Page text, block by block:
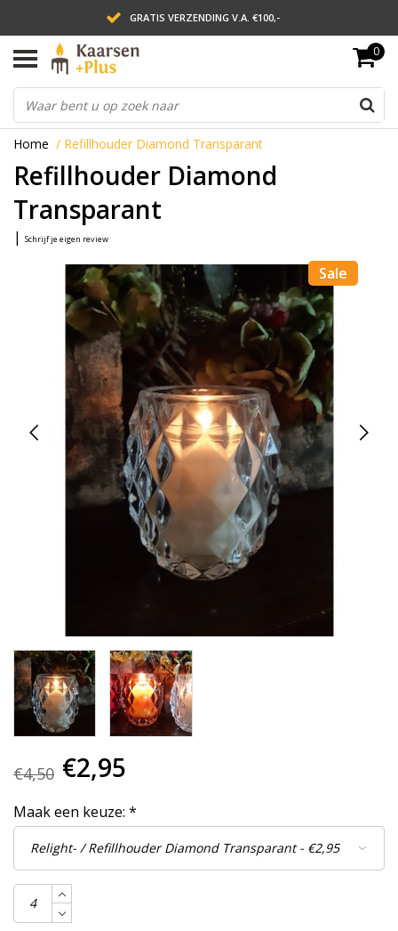
GRATIS VERZENDING V.A. €100,-
LEVERING BINNEN 2 WERKDAGEN
ACHTERAF BETALEN VIA AFTERPAY
0
Home / Refillhouder Diamond Transparant
Refillhouder Diamond
Transparant
| Schrijf je eigen review
Sale
€4,50 €2,95
Maak een keuze: *